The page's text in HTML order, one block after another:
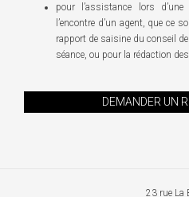
pour l’assistance lors
l’encontre d’un agent, que ce
rapport de saisine du conseil
séance, ou pour la rédaction
DEMANDER UN
23 rue La